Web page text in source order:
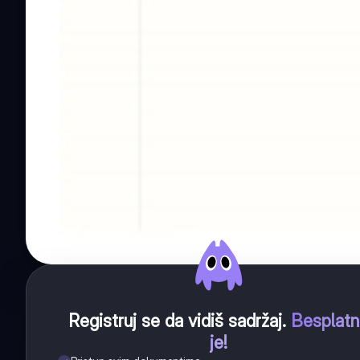
Registruj se da vidiš sadržaj.
je!